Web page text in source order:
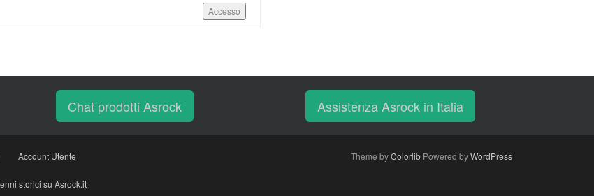
Accesso
Chat prodotti Asrock Assistenza Asrock in Italia
Account Utente
storici su Asrock.it
Theme byColorlib Powered byWordPress